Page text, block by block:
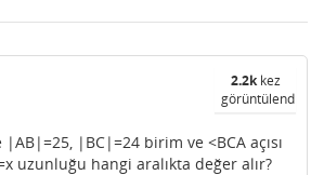
2.2kkez
görüntülendi
|BC|=24 birim ve <BCA açısı
uzunluğu hangi aralıkta değer alır?